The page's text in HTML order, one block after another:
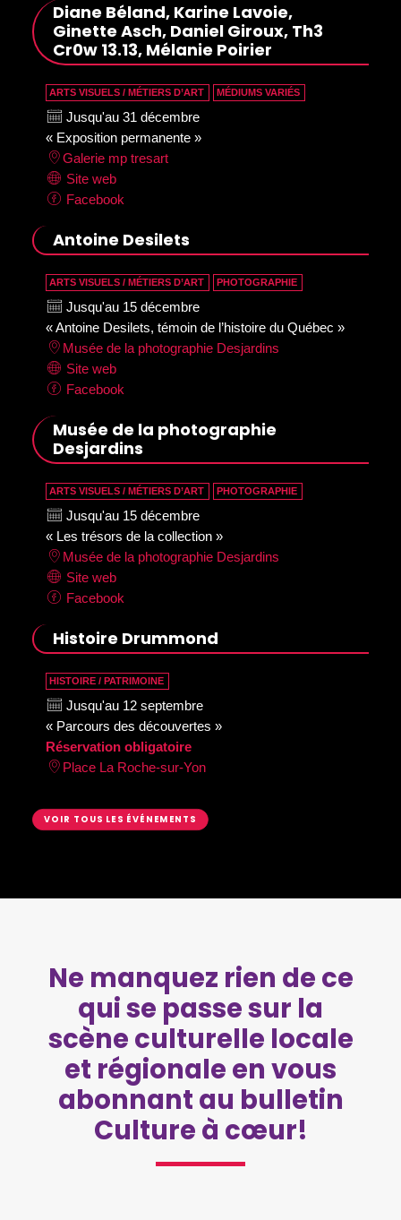
Diane Béland, Karine Lavoie,
Ginette Asch, Daniel Giroux, Th3
Cr0w 13.13, Mélanie Poirier
ARTS VISUELS / MÉTIERS D’ART MÉDIUMS VARIÉS
Jusqu'au 31 décembre
« Exposition permanente »
Galerie mp tresart
Site web
Facebook
Antoine Desilets
ARTS VISUELS / MÉTIERS D’ART PHOTOGRAPHIE
Jusqu'au 15 décembre
« Antoine Desilets, témoin de l’histoire du Québec »
Musée de la photographie Desjardins
Site web
Facebook
Musée de la photographie
Desjardins
ARTS VISUELS / MÉTIERS D’ART PHOTOGRAPHIE
Jusqu'au 15 décembre
« Les trésors de la collection »
Musée de la photographie Desjardins
Site web
Facebook
Histoire Drummond
HISTOIRE / PATRIMOINE
Jusqu'au 12 septembre
« Parcours des découvertes »
Réservation obligatoire
Place La Roche-sur-Yon
VOIR TOUS LES ÉVÉNEMENTS
Ne manquez rien de ce
qui se passe sur la
scène culturelle locale
et régionale en vous
abonnant au bulletin
Culture à cœur!